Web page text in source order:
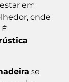
em
onde
se